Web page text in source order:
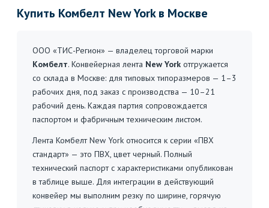
Купить Комбелт New York в Москве
ООО «ТИС-Регион» — владелец торговой марки
Комбелт. Конвейерная лента New York отгружается
со склада в Москве: для типовых типоразмеров — 1–3
рабочих дня, под заказ с производства — 10–21
рабочий день. Каждая партия сопровождается
паспортом и фабричным техническим листом.
Лента Комбелт New York относится к серии «ПВХ
стандарт» — это ПВХ, цвет черный. Полный
технический паспорт с характеристиками опубликован
в таблице выше. Для интеграции в действующий
конвейер мы выполним резку по ширине, горячую